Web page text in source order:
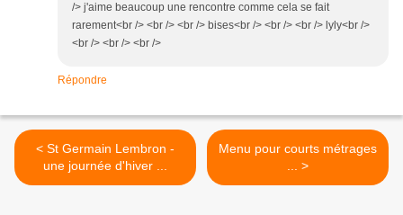
/> j'aime beaucoup une rencontre comme cela se fait
rarement<br /> <br /> <br /> bises<br /> <br /> <br /> lyly<br />
<br /> <br /> <br />
Répondre
< St Germain Lembron -
une journée d'hiver ...
Menu pour courts métrages
... >